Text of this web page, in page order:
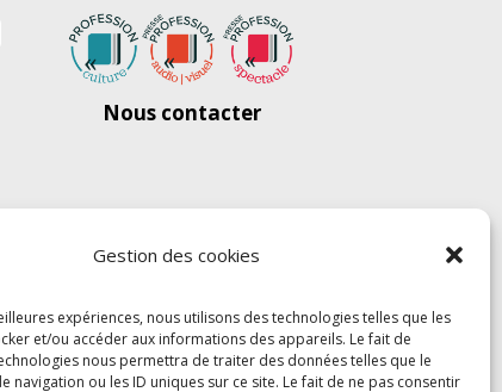
Gestion des cookies
expériences, nous utilisons des technologies telles que les
et/ou accéder aux informations des appareils. Le fait de
nous permettra de traiter des données telles que le
navigation ou les ID uniques sur ce site. Le fait de ne pas consentir
Nous contacter